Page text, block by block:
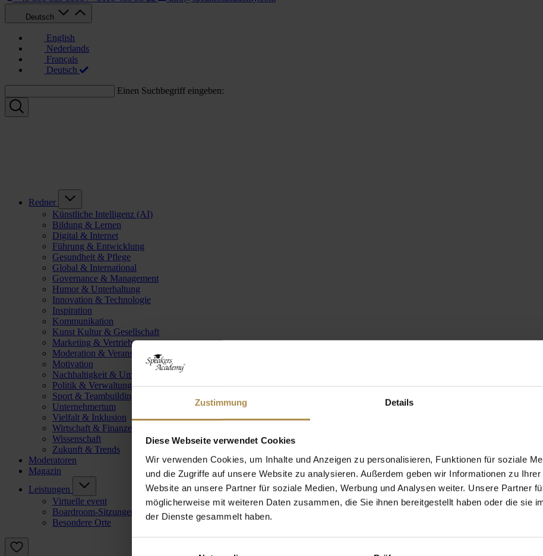
Zustimmung Details
Diese Webseite verwendet Cookies
Wir verwenden Cookies, um Inhalte und Anzeigen zu personalisieren, Funktionen für soziale
und die Zugriffe auf unsere Website zu analysieren. Außerdem geben wir Informationen zu
Website an unsere Partner für soziale Medien, Werbung und Analysen weiter. Unsere Partner
möglicherweise mit weiteren Daten zusammen, die Sie ihnen bereitgestellt haben oder die sie
der Dienste gesammelt haben.
Deutsch
English
Nederlands
Français
Deutsch
Einen Suchbegriff eingeben:
Redner
Künstliche Intelligenz (AI)
Bildung & Lernen
Digital & Internet
Führung & Entwicklung
Gesundheit & Pflege
Global & International
Governance & Management
Humor & Unterhaltung
Innovation & Technologie
Inspiration
Kommunikation
Kunst Kultur & Gesellschaft
Marketing & Vertrieb
Moderation & Veranstaltungsleitung
Motivation
Nachhaltigkeit & Umwelt
Politik & Verwaltung
Sport & Teambuilding
Unternehmertum
Vielfalt & Inklusion
Wirtschaft & Finanzen
Wissenschaft
Zukunft & Trends
Moderatoren
Magazin
Leistungen
Virtuelle event
Boardroom-Sitzungen
Besondere Orte